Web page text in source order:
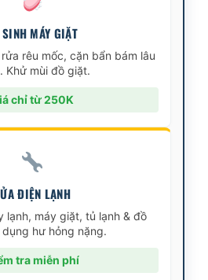
MÁY GIẶT
rêu mốc, cặn bẩn bám lâu
Khử mùi đồ giặt.
chỉ từ 250K
ĐIỆN LẠNH
lạnh, máy giặt, tủ lạnh & đồ
hư hỏng nặng.
tra miễn phí